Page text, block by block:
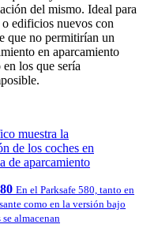
del mismo. Ideal para
edificios nuevos con
que no permitirían un
en aparcamiento
los que sería
En el Parksafe 580, tanto en
como en la versión bajo
se almacenan